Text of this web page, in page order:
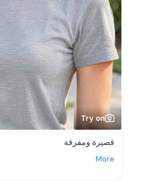
Try on
قصيرة ومفرقة
More